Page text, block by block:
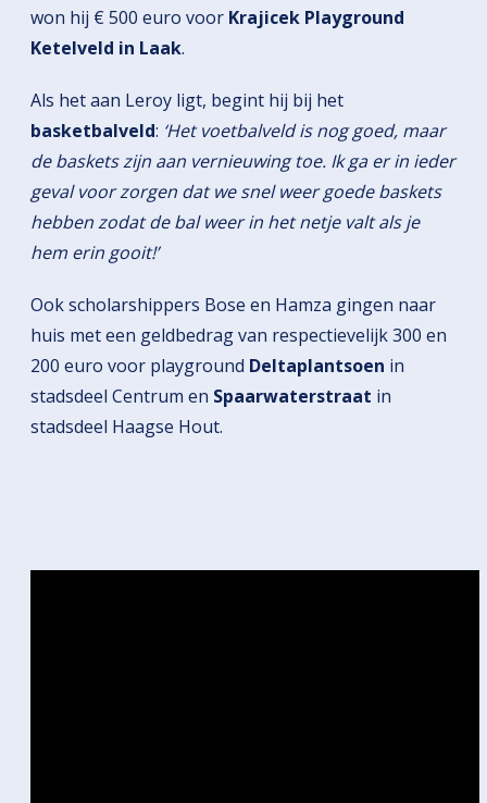
won hij € 500 euro voor Krajicek Playground
Ketelveld in Laak.
Als het aan Leroy ligt, begint hij bij het
basketbalveld: ‘Het voetbalveld is nog goed, maar
de baskets zijn aan vernieuwing toe. Ik ga er in ieder
geval voor zorgen dat we snel weer goede baskets
hebben zodat de bal weer in het netje valt als je
hem erin gooit!’
Ook scholarshippers Bose en Hamza gingen naar
huis met een geldbedrag van respectievelijk 300 en
200 euro voor playground Deltaplantsoen in
stadsdeel Centrum en Spaarwaterstraat in
stadsdeel Haagse Hout.